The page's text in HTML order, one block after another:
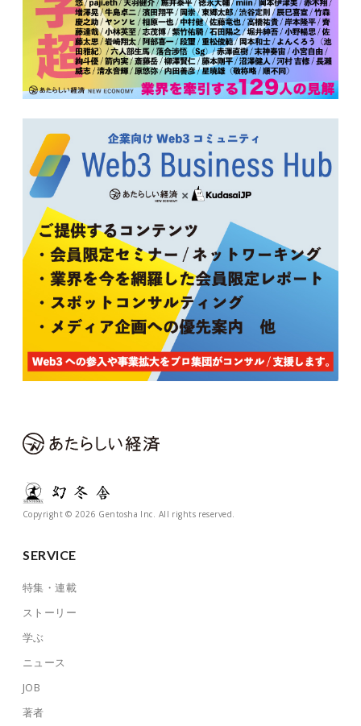
Copyright © 2026 Gentosha Inc. All rights reserved.
SERVICE
特集・連載
ストーリー
学ぶ
ニュース
JOB
著者